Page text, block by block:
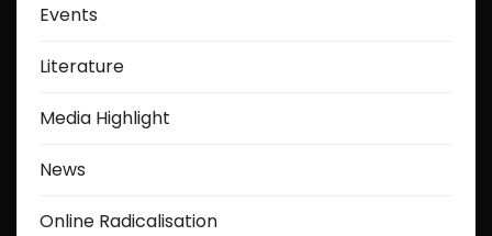
Events
Literature
Media Highlight
News
Online Radicalisation